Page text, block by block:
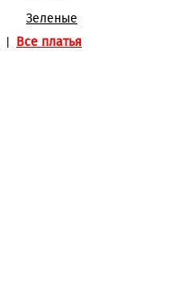
Зеленые
| Все платья